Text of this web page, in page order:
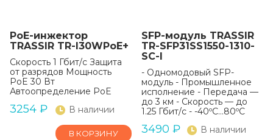
PoE-инжектор
TRASSIR TR-I30WPoE+
Скорость 1 Гбит/c Защита
от разрядов Мощность
PoE 30 Вт
Автоопределение PoE
3254 ₽ В наличии
В КОРЗИНУ
SFP-модуль TRASSIR
TR-SFP31SS1550-1310-
SC-I
- Одномодовый SFP-
модуль - Промышленное
исполнение - Передача —
до 3 км - Скорость — до
1.25 Гбит/с - -40ºС...80ºС
3490 ₽ В наличии